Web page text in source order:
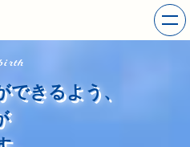
できるよう、